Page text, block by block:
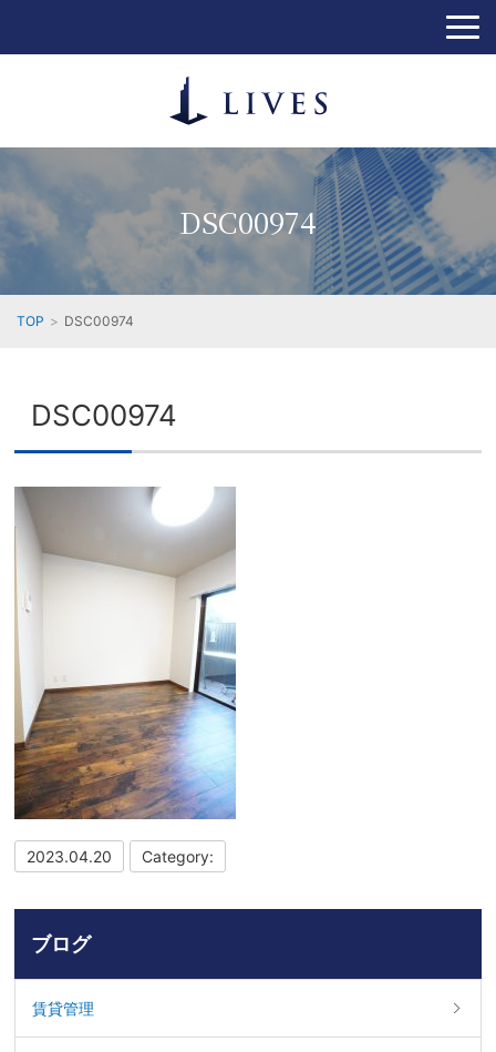
DSC00974
TOP DSC00974
DSC00974
2023.04.20 Category:
ブログ
賃貸管理